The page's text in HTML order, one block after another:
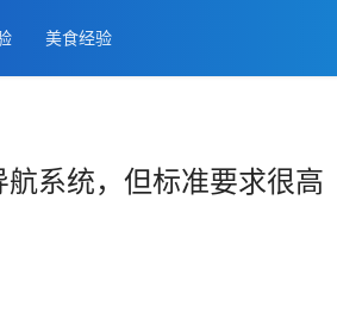
美食经验
系统，但标准要求很高